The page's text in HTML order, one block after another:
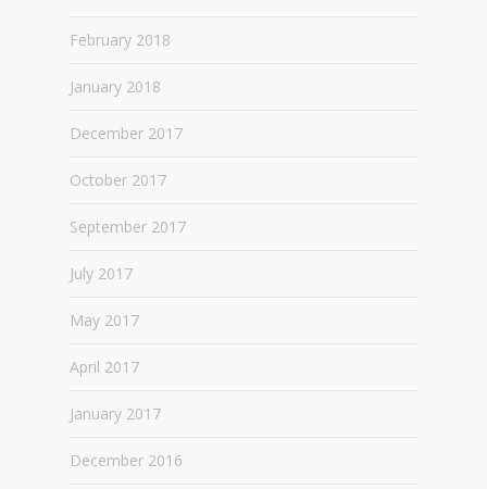
February 2018
January 2018
December 2017
October 2017
September 2017
July 2017
May 2017
April 2017
January 2017
December 2016